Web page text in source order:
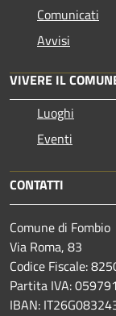
Comunicati
Avvisi
VIVERE IL
Luoghi
Eventi
CONTATTI
Comune di Fombio
Via Roma, 83
Codice Fiscale:
Partita IVA:
IBAN: